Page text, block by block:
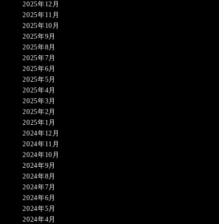
2025年12月
2025年11月
2025年10月
2025年9月
2025年8月
2025年7月
2025年6月
2025年5月
2025年4月
2025年3月
2025年2月
2025年1月
2024年12月
2024年11月
2024年10月
2024年9月
2024年8月
2024年7月
2024年6月
2024年5月
2024年4月